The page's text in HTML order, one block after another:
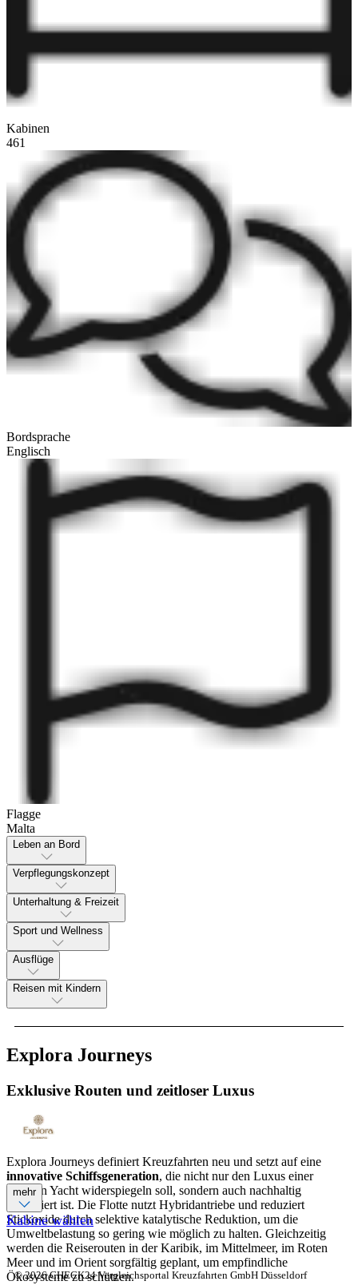
Kabinen
461
Bordsprache
Englisch
Flagge
Malta
Leben an Bord
Verpflegungskonzept
Unterhaltung & Freizeit
Sport und Wellness
Ausflüge
Reisen mit Kindern
Explora Journeys
Exklusive Routen und zeitloser Luxus
Explora Journeys definiert Kreuzfahrten neu und setzt auf eine
innovative Schiffsgeneration, die nicht nur den Luxus einer
privaten Yacht widerspiegeln soll, sondern auch nachhaltig
konzipiert ist. Die Flotte nutzt Hybridantriebe und reduziert
Stickoxide durch selektive katalytische Reduktion, um die
Umweltbelastung so gering wie möglich zu halten. Gleichzeitig
werden die Reiserouten in der Karibik, im Mittelmeer, im Roten
Meer und im Orient sorgfältig geplant, um empfindliche
Ökosysteme zu schützen.
mehr
Kabine wählen
© 2026 CHECK24 Vergleichsportal Kreuzfahrten GmbH Düsseldorf